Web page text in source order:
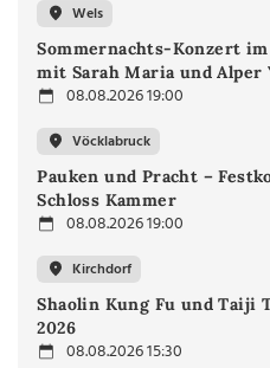
Wels
Sommernachts-Konzert
mit Sarah Maria und Alper
08.08.2026 19:00
Vöcklabruck
Pauken und Pracht –
Schloss Kammer
08.08.2026 19:00
Kirchdorf
Shaolin Kung Fu und Taiji
2026
08.08.2026 15:30